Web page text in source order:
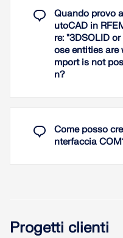
Quando provo
utoCAD in
re: "3DSOLID
ose entities are
mport is not
n?
Come posso
nterfaccia
Progetti clienti